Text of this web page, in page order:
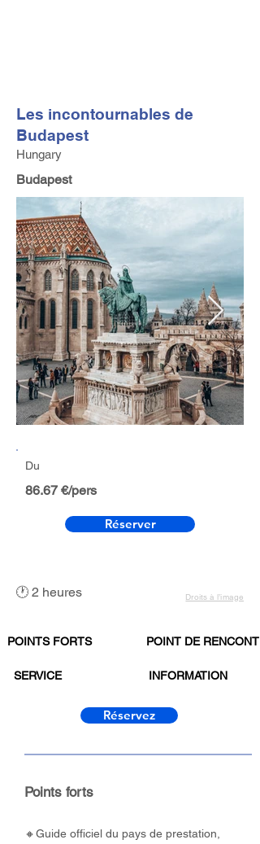
Les incontournables de
Budapest
Hungary
Budapest
Du
86.67 €/pers
Réserver
🕐 2 heures Droits à l’image
POINTS FORTS
SERVICE
POINT DE
INFORMATION
Réservez
Points forts
🔸Guide officiel du pays de prestation,